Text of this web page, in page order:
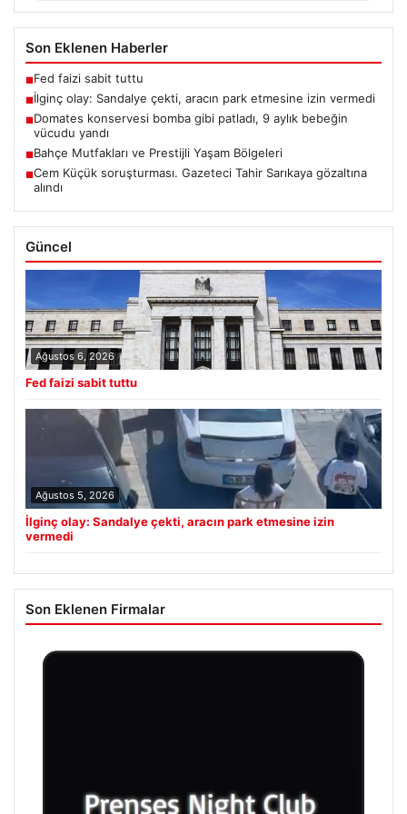
Son Eklenen Haberler
■Fed faizi sabit tuttu
■İlginç olay: Sandalye çekti, aracın park etmesine izin vermedi
■Domates konservesi bomba gibi patladı, 9 aylık bebeğin
vücudu yandı
■Bahçe Mutfakları ve Prestijli Yaşam Bölgeleri
■Cem Küçük soruşturması. Gazeteci Tahir Sarıkaya gözaltına
alındı
Güncel
Ağustos 6, 2026
Fed faizi sabit tuttu
Ağustos 5, 2026
İlginç olay: Sandalye çekti, aracın park etmesine izin
vermedi
Son Eklenen Firmalar